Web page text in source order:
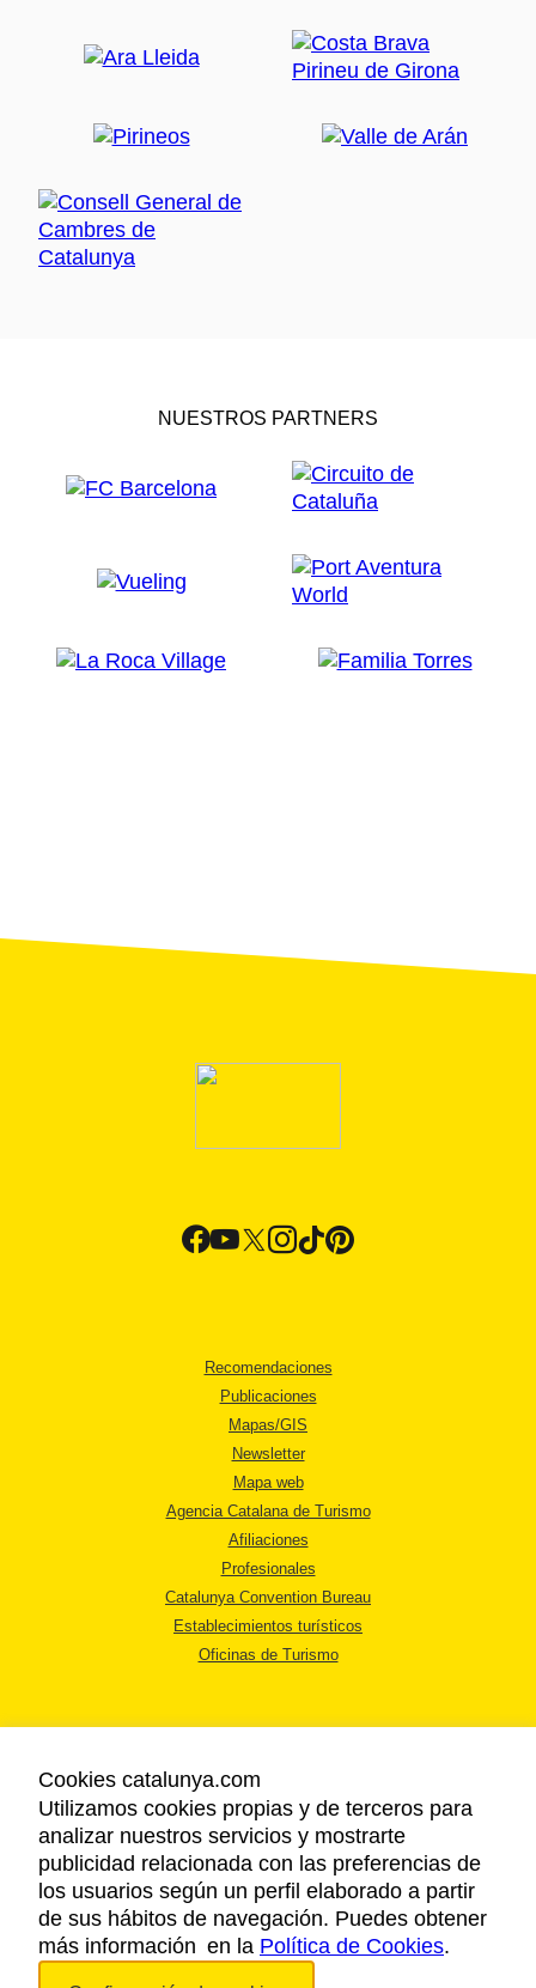
NUESTROS PARTNERS
Recomendaciones
Publicaciones
Mapas/GIS
Newsletter
Mapa web
Agencia Catalana de Turismo
Afiliaciones
Profesionales
Catalunya Convention Bureau
Establecimientos turísticos
Oficinas de Turismo
AVISO LEGAL
POLÍTICA DE PRIVACIDAD
COOKIES
ACCESSIBILIDAD
Cookies catalunya.com
Utilizamos cookies propias y de terceros para
analizar nuestros servicios y mostrarte
publicidad relacionada con las preferencias de
los usuarios según un perfil elaborado a partir
de sus hábitos de navegación. Puedes obtener
más información en la Política de Cookies.